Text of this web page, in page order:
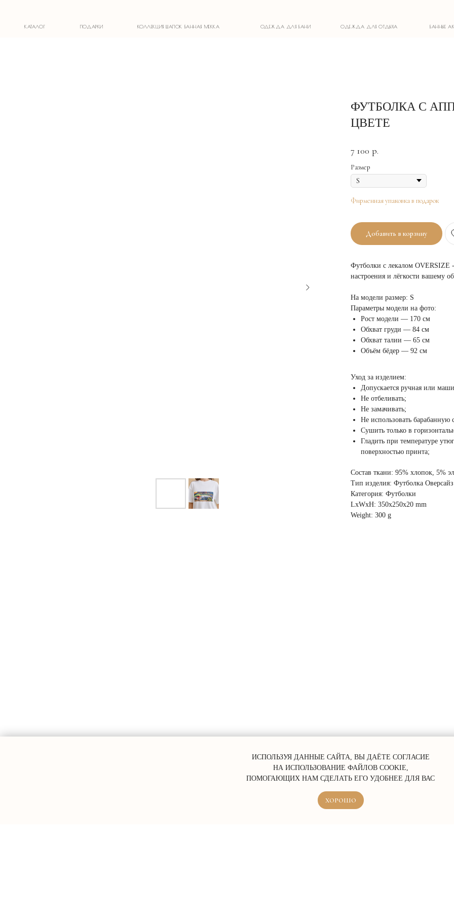
ИСПОЛЬЗУЯ ДАННЫЕ САЙТА, ВЫ ДАЁТЕ СОГЛАСИЕ
НА ИСПОЛЬЗОВАНИЕ ФАЙЛОВ COOKIE,
ПОМОГАЮЩИХ НАМ СДЕЛАТЬ ЕГО УДОБНЕЕ ДЛЯ ВАС
ХОРОШО
ФУТБОЛКА С
ЦВЕТЕ
7 100 р.
Размер
Фирменная упаковка в подарок
Добавить в корзину
Футболки с лекалом OVERSIZE
настроения и лёгкости вашему
На модели размер: S
Параметры модели на фото:
Рост модели — 170 см
Обхват груди — 84 см
Обхват талии — 65 см
Объём бёдер — 92 см
Уход за изделием:
Допускается ручная или
Не отбеливать;
Не замачивать;
Не использовать барабанную
Сушить только в
Гладить при температуре
поверхностью принта;
Состав ткани: 95% хлопок, 5%
Тип изделия: Футболка
Категория: Футболки
LxWxH: 350x250x20 mm
Weight: 300 g